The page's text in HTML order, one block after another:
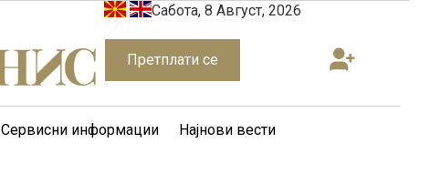
Сабота, 8 Август, 2026
Претплати се
Сервисни информации Најнови вести